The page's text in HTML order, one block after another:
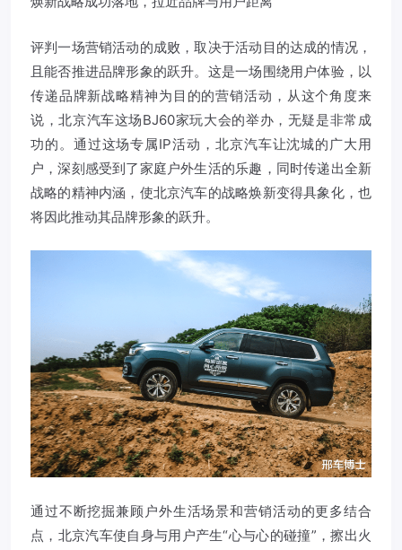
评判一场营销活动的成败，取决于活动目的达成的情况，
且能否推进品牌形象的跃升。这是一场围绕用户体验，以
传递品牌新战略精神为目的的营销活动，从这个角度来
说，北京汽车这场BJ60家玩大会的举办，无疑是非常成
功的。通过这场专属IP活动，北京汽车让沈城的广大用
户，深刻感受到了家庭户外生活的乐趣，同时传递出全新
战略的精神内涵，使北京汽车的战略焕新变得具象化，也
将因此推动其品牌形象的跃升。
通过不断挖掘兼顾户外生活场景和营销活动的更多结合
点，北京汽车使自身与用户产生“心与心的碰撞”，擦出火